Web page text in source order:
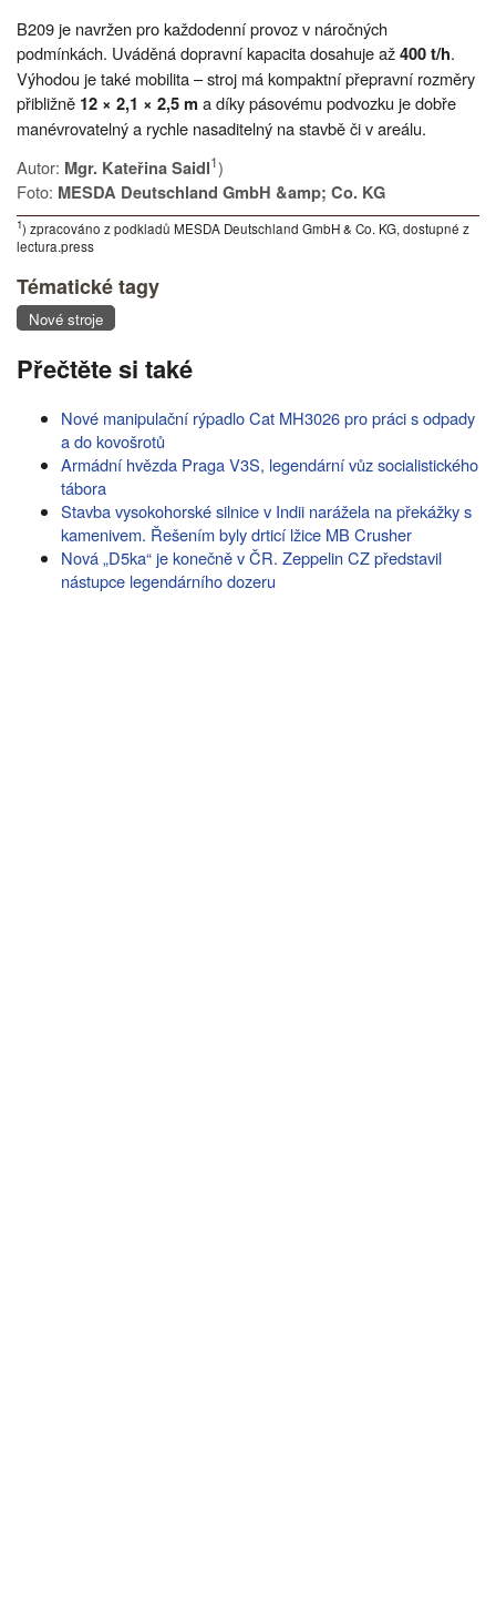
B209 je navržen pro každodenní provoz v náročných
podmínkách. Uváděná dopravní kapacita dosahuje až400 t/h.
Výhodou je také mobilita – stroj má kompaktní přepravní rozměry
přibližně 12 × 2,1 × 2,5 m a díky pásovému podvozku je dobře
manévrovatelný a rychle nasaditelný na stavbě či v areálu.
Autor: Mgr. Kateřina Saidl1)
Foto: MESDA Deutschland GmbH &amp; Co. KG
1) zpracováno z podkladů MESDA Deutschland GmbH & Co. KG, dostupné z
lectura.press
Tématické tagy
Nové stroje
Přečtěte si také
Nové manipulační rýpadlo Cat MH3026 pro práci s odpady
a do kovošrotů
Armádní hvězda Praga V3S, legendární vůz socialistického
tábora
Stavba vysokohorské silnice v Indii narážela na překážky s
kamenivem. Řešením byly drticí lžice MB Crusher
Nová „D5ka“ je konečně v ČR. Zeppelin CZ představil
nástupce legendárního dozeru